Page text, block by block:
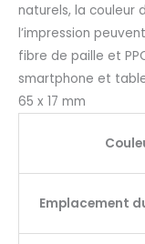
naturels, la couleur
l’impression
fibre de paille et
smartphone et
65 x 17 mm
Emplacement